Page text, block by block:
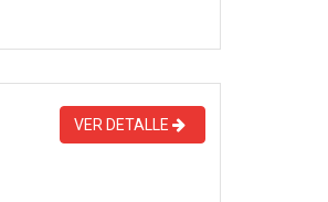
VER DETALLE